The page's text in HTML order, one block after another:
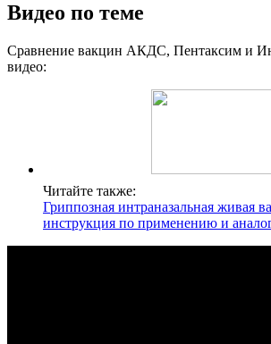
Видео по теме
Сравнение вакцин АКДС, Пентаксим и
видео:
Читайте также:
Гриппозная интраназальная живая
инструкция по применению и